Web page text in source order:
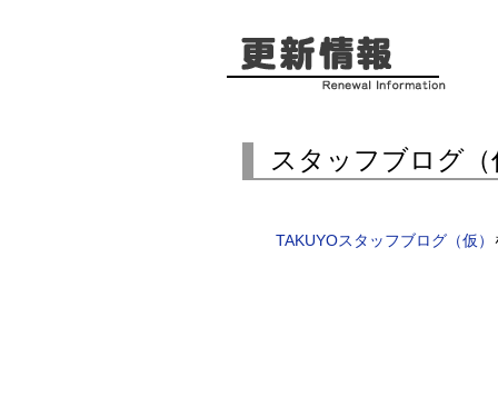
スタッフブログ
TAKUYOスタッフブログ（仮）